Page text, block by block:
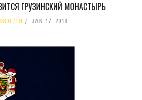
ГРУЗИНСКИЙ МОНАСТЫРЬ
JAN 17, 2018